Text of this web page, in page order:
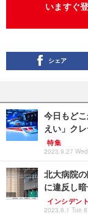
いますぐ
シェア
今日もど
えい」ク
特集
2023.9.27
北大病院
に違反し
インシデン
2023.8.1 Tue